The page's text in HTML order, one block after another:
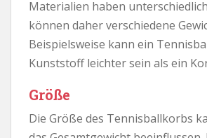
Materialien haben
können daher verschiedene
Beispielsweise kann ein
Kunststoff leichter sein als ein
Größe
Die Größe des Tennisballkorbs